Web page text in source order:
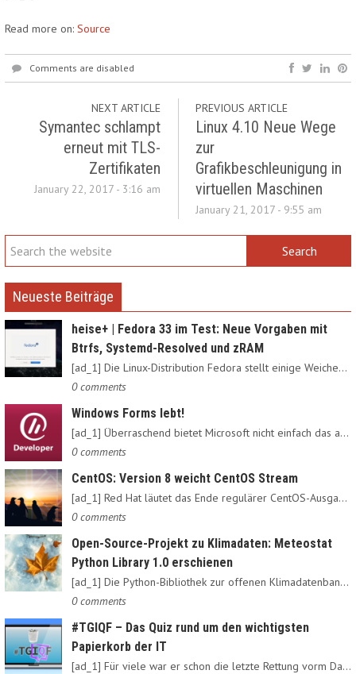
Read more on: Source
Comments are disabled
NEXT ARTICLE
Symantec schlampt
erneut mit TLS-
Zertifikaten
January 22, 2017 - 3:16 am
PREVIOUS ARTICLE
Linux 4.10 Neue Wege
zur
Grafikbeschleunigung in
virtuellen Maschinen
January 21, 2017 - 9:55 am
Neueste Beiträge
heise+ | Fedora 33 im Test: Neue Vorgaben mit
Btrfs, Systemd-Resolved und zRAM
[ad_1] Die Linux-Distribution Fedora stellt einige Weichen neu:…
0 comments
Windows Forms lebt!
[ad_1] Überraschend bietet Microsoft nicht einfach das alte…
0 comments
CentOS: Version 8 weicht CentOS Stream
[ad_1] Red Hat läutet das Ende regulärer CentOS-Ausgaben ein:…
0 comments
Open-Source-Projekt zu Klimadaten: Meteostat
Python Library 1.0 erschienen
[ad_1] Die Python-Bibliothek zur offenen Klimadatenbank Meteostat…
0 comments
#TGIQF – Das Quiz rund um den wichtigsten
Papierkorb der IT
[ad_1] Für viele war er schon die letzte Rettung vorm Daten-Nirvana:…